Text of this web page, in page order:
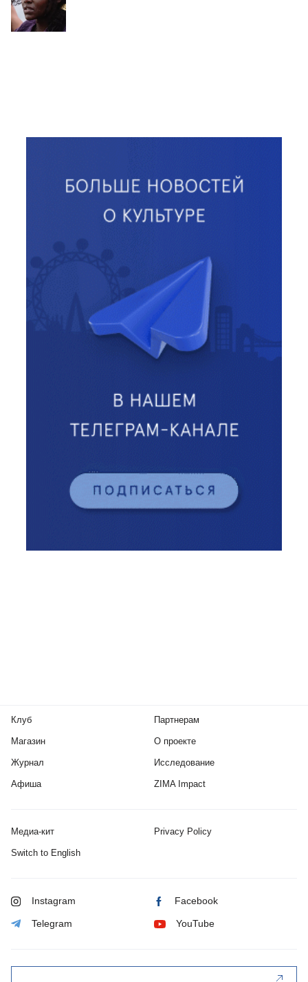
Клуб
Магазин
Журнал
Афиша
Партнерам
О проекте
Исследование
ZIMA Impact
Медиа-кит Privacy Policy
Switch to English
Instagram Facebook
Telegram YouTube